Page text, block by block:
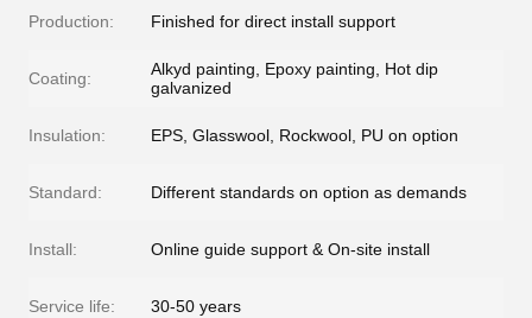
Production: Finished for direct install support
Coating:
Alkyd painting, Epoxy painting, Hot dip
galvanized
Insulation: EPS, Glasswool, Rockwool, PU on option
Standard: Different standards on option as demands
Install: Online guide support & On-site install
Service life: 30-50 years